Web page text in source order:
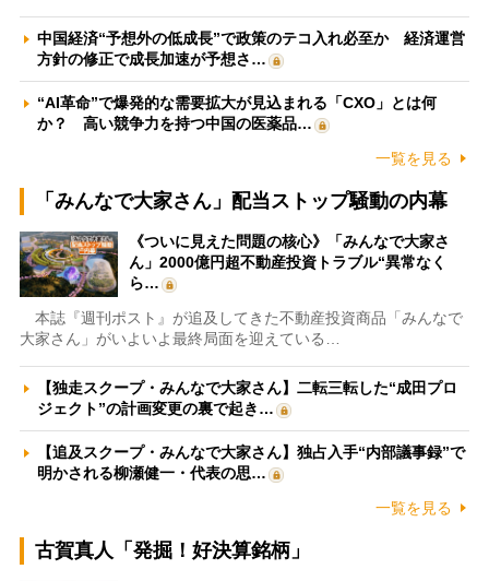
中国経済“予想外の低成長”で政策のテコ入れ必至か 経済運営
方針の修正で成長加速が予想さ…
“AI革命”で爆発的な需要拡大が見込まれる「CXO」とは何
か？ 高い競争力を持つ中国の医薬品…
一覧を見る
「みんなで大家さん」配当ストップ騒動の内幕
《ついに見えた問題の核心》「みんなで大家さ
ん」2000億円超不動産投資トラブル“異常なく
ら…
本誌『週刊ポスト』が追及してきた不動産投資商品「みんなで
大家さん」がいよいよ最終局面を迎えている…
【独走スクープ・みんなで大家さん】二転三転した“成田プロ
ジェクト”の計画変更の裏で起き…
【追及スクープ・みんなで大家さん】独占入手“内部議事録”で
明かされる柳瀬健一・代表の思…
一覧を見る
古賀真人「発掘！好決算銘柄」